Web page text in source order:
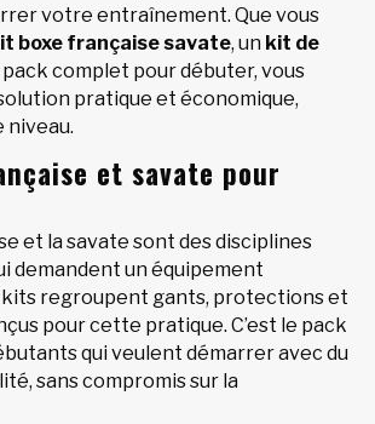
votre entraînement. Que vous
boxe française savate, un kit de
complet pour débuter, vous
pratique et économique,
niveau.
et savate pour
et la savate sont des disciplines
demandent un équipement
kits regroupent gants, protections et
pour cette pratique. C’est le pack
qui veulent démarrer avec du
sans compromis sur la